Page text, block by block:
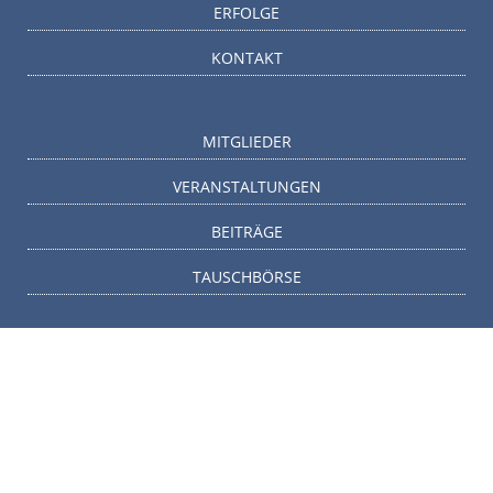
ERFOLGE
KONTAKT
MITGLIEDER
VERANSTALTUNGEN
BEITRÄGE
TAUSCHBÖRSE